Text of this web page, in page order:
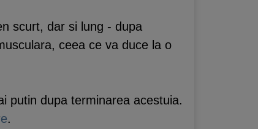
scurt, dar si lung - dupa
ceea ce va duce la o
putin dupa terminarea acestuia.
.